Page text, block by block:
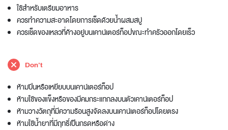
ใช้สำหรับเตรียมอาหาร
ควรทำความสะอาดโดยการเช็ดด้วยน้ำผสมสบู่
ควรเช็ดของเหลวที่ค้างอยู่บนเคาน์เตอร์ท็อปขณะทำครัวออกโดยเร็ว
Don't
ห้ามปีนหรือเหยียบบนเคาน์เตอร์ท็อป
ห้ามใช้ของแข็งหรือของมีคมกระแทกลงบนตัวเคาน์เตอร์ท็อป
ห้ามวางวัตถุที่มีความร้อนสูงจัดลงบนเคาน์เตอร์ท็อปโดยตรง
ห้ามใช้น้ำยาที่มีฤทธิ์เป็นกรดหรือด่าง